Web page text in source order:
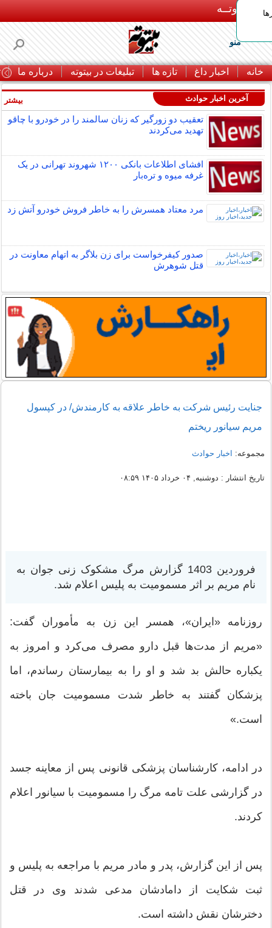
بـیتوتــه
منو
خانه اخبار داغ تازه ها تبلیغات در بیتوته درباره ما
آخرین اخبار حوادث
تعقیب دو زورگیر که زنان سالمند را در خودرو با چاقو
تهدید می‌کردند
افشای اطلاعات بانکی ۱۲۰۰ شهروند تهرانی در یک
غرفه میوه و تره‌بار
مرد معتاد همسرش را به خاطر فروش خودرو آتش زد
صدور کیفرخواست برای زن بلاگر به اتهام معاونت در
قتل شوهرش
بیشتر
جنایت رئیس شرکت به خاطر علاقه به کارمندش/ در کپسول
مریم سیانور ریختم
مجموعه: اخبار حوادث
تاریخ انتشار : دوشنبه, ۰۴ خرداد ۱۴۰۵ ۰۸:۵۹
فروردین 1403 گزارش مرگ مشکوک زنی جوان به
نام مریم بر اثر مسمومیت به پلیس اعلام شد.
روزنامه «ایران»، همسر این زن به مأموران گفت:
«مریم از مدت‌ها قبل دارو مصرف می‌کرد و امروز به
یکباره حالش بد شد و او را به بیمارستان رساندم، اما
پزشکان گفتند به خاطر شدت مسمومیت جان باخته
است.»
در ادامه، کارشناسان پزشکی قانونی پس از معاینه جسد
در گزارشی علت تامه مرگ را مسمومیت با سیانور اعلام
کردند.
پس از این گزارش، پدر و مادر مریم با مراجعه به پلیس و
ثبت شکایت از دامادشان مدعی شدند وی در قتل
دخترشان نقش داشته است.